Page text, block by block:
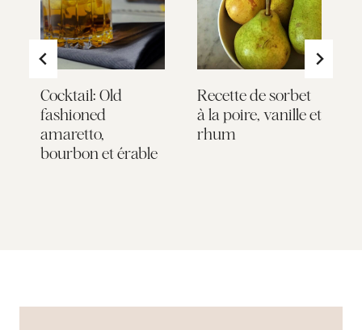
Cocktail: Old
fashioned
amaretto,
bourbon et érable
Recette de sorbet
à la poire, vanille et
rhum